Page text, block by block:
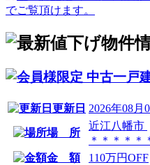
中古一戸
更新日 2026年08月
場 所
近江八幡市
＊＊＊＊＊
金 額
110万円OFF